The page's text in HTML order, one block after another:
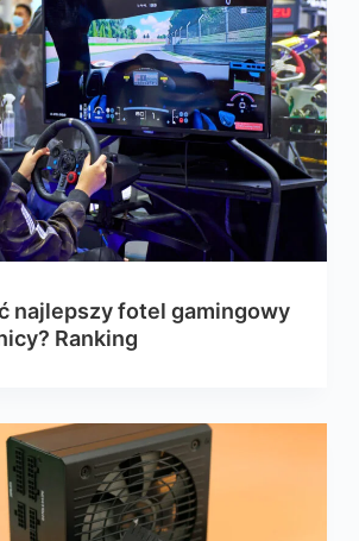
najlepszy fotel gamingowy
Ranking